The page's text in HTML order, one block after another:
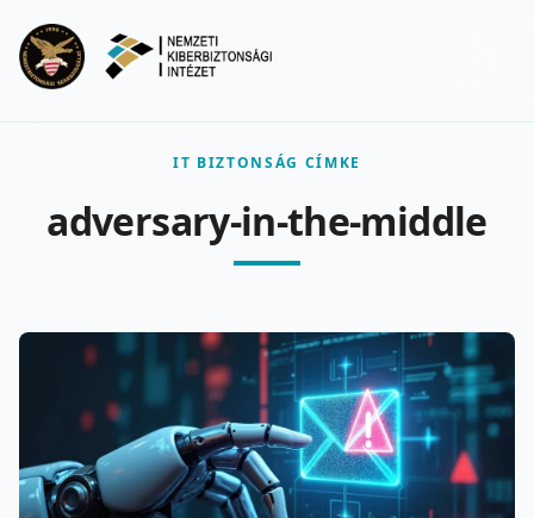
IT BIZTONSÁG CÍMKE
adversary-in-the-middle